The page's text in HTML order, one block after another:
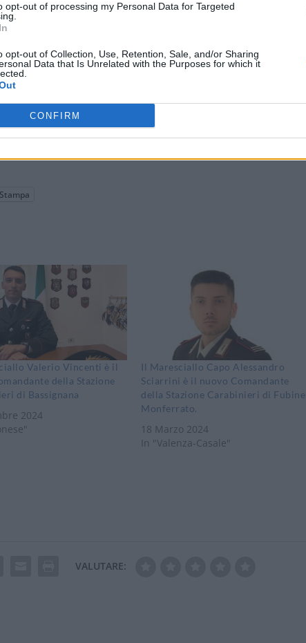
opt-out of processing my Personal Data for Targeted
opt-out of Collection, Use, Retention, Sale, and/or Sharing
Data that Is Unrelated with the Purposes for which it
CONFIRM
Stampa
Valerio Vincenti è il
della Stazione
di Bassignana
2024
Il Maresciallo Capo Alessandro
Sciarrini è il nuovo Comandante
della Stazione Carabinieri di Fubine
Monferrato.
18 Marzo 2024
In "Valenza-Casale"
VALUTARE: